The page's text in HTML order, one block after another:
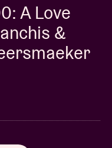
A Love
&